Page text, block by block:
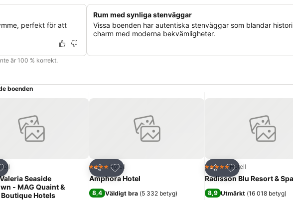
perfekt för att
Rum med synliga stenväggar
Vissa boenden har autentiska stenväggar som blandar
charm med moderna bekvämligheter.
är 100 % korrekt.
boenden
till i Mina Favoriter
Seaside
- MAG Quaint &
Hotels
Dela
Lägg till i Mina Favoriter
4 StjärnorHotell
Amphora Hotel
8,4 Väldigt bra (5 332 betyg)
Dela
Lägg till i Mina
5 StjärnorHotell
Radisson Blu Resort &
8,9 Utmärkt (16 018 betyg)